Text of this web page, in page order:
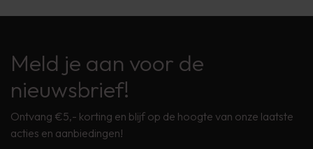
Meld je aan voor de
nieuwsbrief!
Ontvang €5,- korting en blijf op de hoogte van onze laatste
acties en aanbiedingen!